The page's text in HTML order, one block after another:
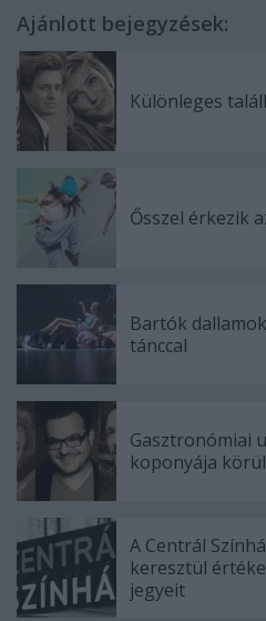
Ajánlott bejegyzések:
Különleges
Ősszel érkezik
Bartók
tánccal
Gasztronómiai
koponyája körül
A Centrál
keresztül
jegyeit